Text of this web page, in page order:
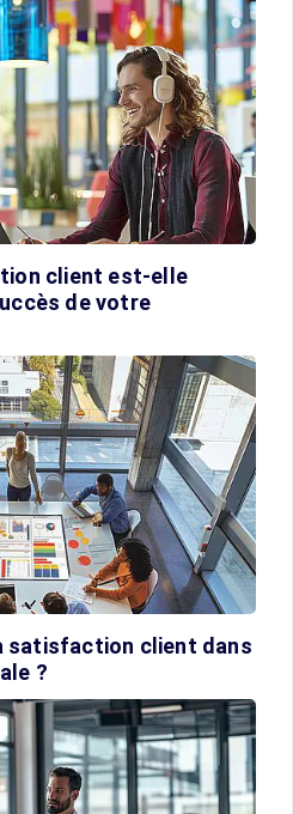
client est-elle
de votre
satisfaction client dans
?